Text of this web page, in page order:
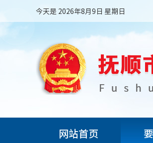
今天是 2026年8月9日 星期日
网站首页